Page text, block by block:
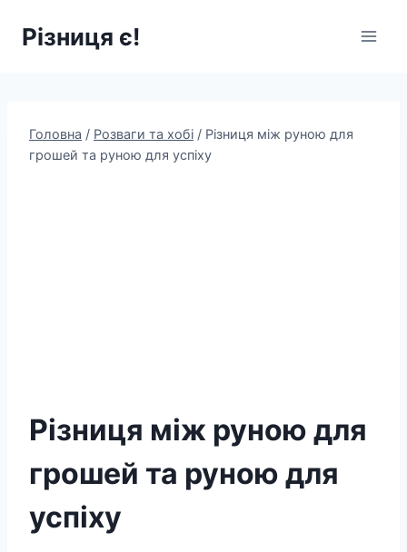
Різниця є!
Головна / Розваги та хобі / Різниця між руною для
грошей та руною для успіху
Різниця між руною для
грошей та руною для
успіху